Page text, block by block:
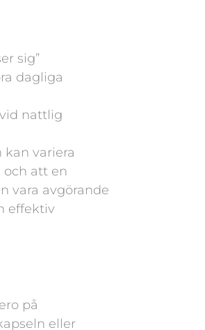
sig”
dagliga
nattlig
variera
och att en
vara avgörande
effektiv
på
eller